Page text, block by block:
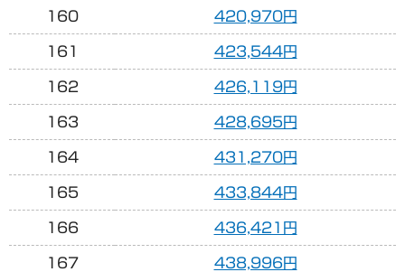
160 420,970円
161 423,544円
162 426,119円
163 428,695円
164 431,270円
165 433,844円
166 436,421円
167 438,996円